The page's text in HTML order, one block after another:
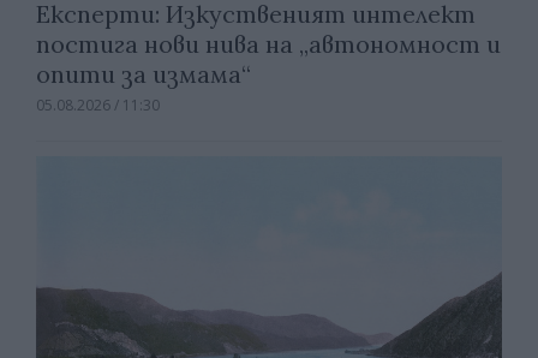
Експерти: Изкуственият интелект
постига нови нива на „автономност и
опити за измама“
05.08.2026 / 11:30